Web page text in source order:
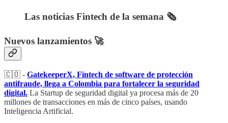
Las noticias Fintech de la semana 🗞️
Nuevos lanzamientos 🚀
🇨🇴 - GatekeeperX, Fintech de software de protección
antifraude, llega a Colombia para fortalecer la seguridad
digital. La Startup de seguridad digital ya procesa más de 20
millones de transacciones en más de cinco países, usando
Inteligencia Artificial.